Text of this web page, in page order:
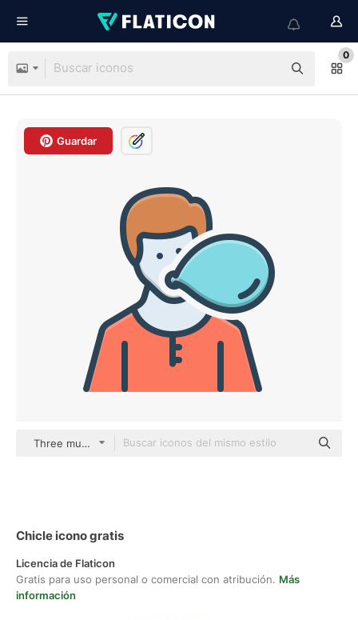
0
Guardar
Three musketeers Others
Chicle icono gratis
Licencia de Flaticon
Gratis para uso personal o comercial con atribución. Más
información